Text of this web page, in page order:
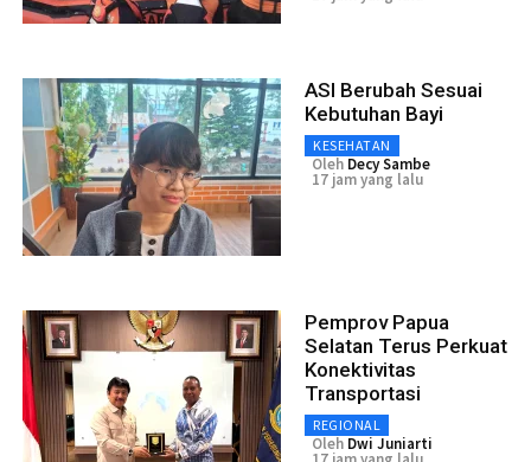
ASI Berubah Sesuai
Kebutuhan Bayi
KESEHATAN
Oleh Decy Sambe
17 jam yang lalu
Pemprov Papua
Selatan Terus Perkuat
Konektivitas
Transportasi
REGIONAL
Oleh Dwi Juniarti